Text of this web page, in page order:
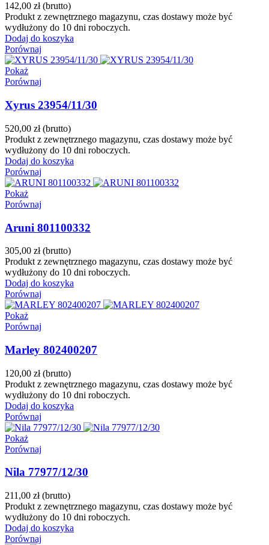
142,00 zł (brutto)
Produkt z zewnętrznego magazynu, czas dostawy może być
wydłużony do 10 dni roboczych.
Dodaj do koszyka
Porównaj
Pokaż
Porównaj
Xyrus 23954/11/30
520,00 zł (brutto)
Produkt z zewnętrznego magazynu, czas dostawy może być
wydłużony do 10 dni roboczych.
Dodaj do koszyka
Porównaj
Pokaż
Porównaj
Aruni 801100332
305,00 zł (brutto)
Produkt z zewnętrznego magazynu, czas dostawy może być
wydłużony do 10 dni roboczych.
Dodaj do koszyka
Porównaj
Pokaż
Porównaj
Marley 802400207
120,00 zł (brutto)
Produkt z zewnętrznego magazynu, czas dostawy może być
wydłużony do 10 dni roboczych.
Dodaj do koszyka
Porównaj
Pokaż
Porównaj
Nila 77977/12/30
211,00 zł (brutto)
Produkt z zewnętrznego magazynu, czas dostawy może być
wydłużony do 10 dni roboczych.
Dodaj do koszyka
Porównaj